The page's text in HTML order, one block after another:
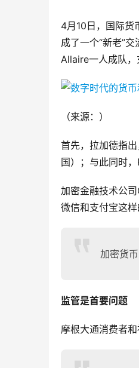
4月10日，国际
成了一个“新老”
Allaire一人成队，
（来源：）
首先，拉加德指
国）；与此同时
加密金融技术公
微信和支付宝这
加密货
监管是首要问题
摩根大通消费者